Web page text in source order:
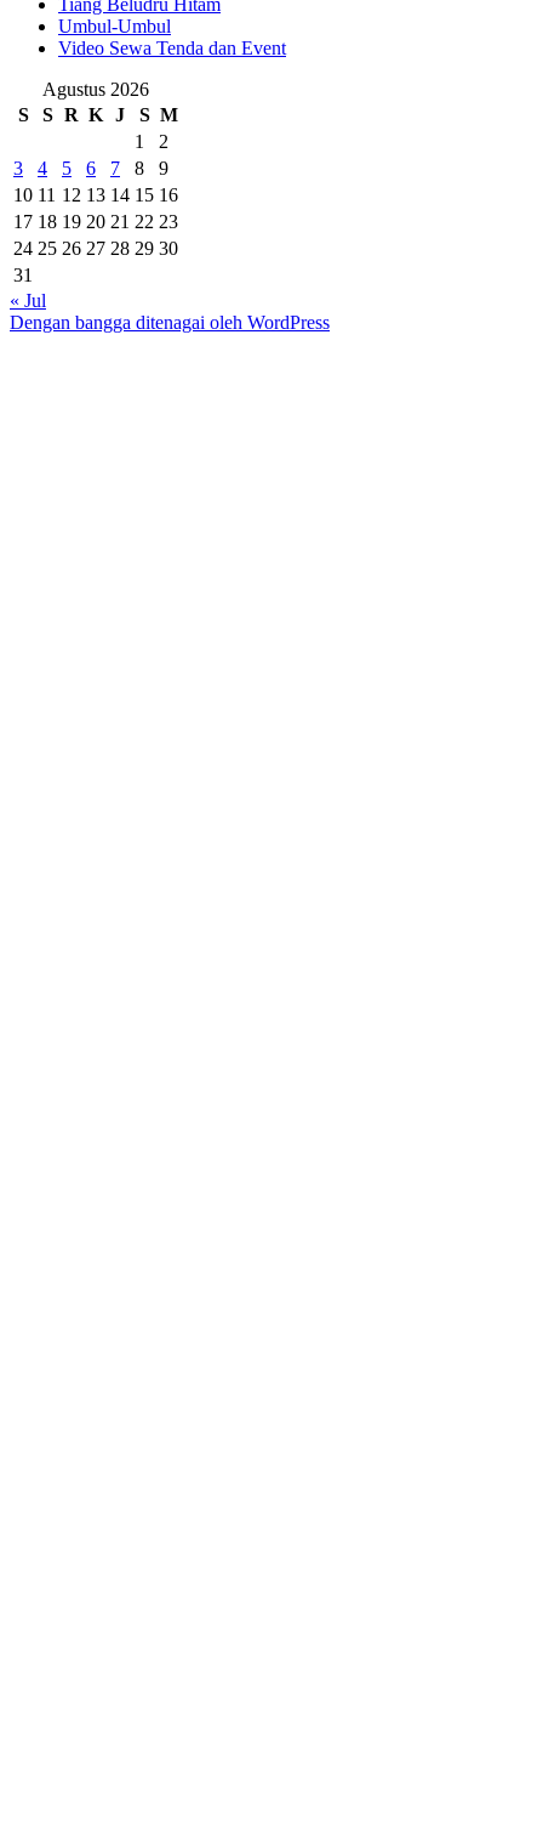
Tiang Beludru Hitam
Umbul-Umbul
Video Sewa Tenda dan Event
Agustus 2026
S
S R K J S M
1
2
3
4 5 6 7 8
9
10 11 12 13 14 15 16
17 18 19 20 21 22 23
24 25 26 27 28 29 30
31
« Jul
Dengan bangga ditenagai oleh WordPress